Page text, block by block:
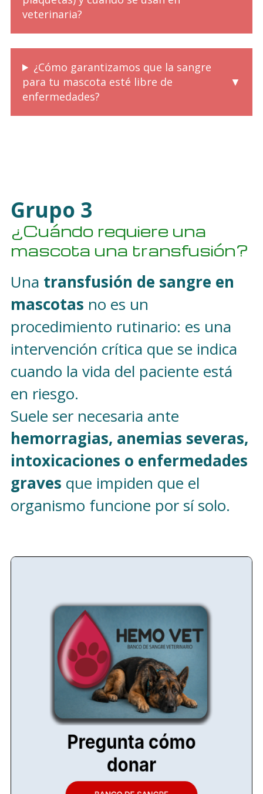
veterinaria?
¿Cómo garantizamos que la sangre
para tu mascota esté libre de
enfermedades?
Grupo 3
¿Cuándo requiere una
mascota una transfusión?
Una transfusión de sangre en
mascotas no es un
procedimiento rutinario: es una
intervención crítica que se indica
cuando la vida del paciente está
en riesgo.
Suele ser necesaria ante
hemorragias, anemias severas,
intoxicaciones o enfermedades
graves que impiden que el
organismo funcione por sí solo.